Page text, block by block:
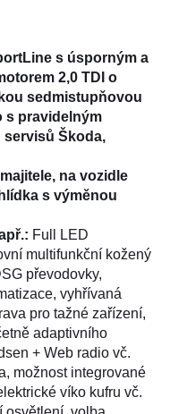
s úsporným a
2,0 TDI o
sedmistupňovou
s pravidelným
servisů Škoda,
na vozidle
s výměnou
Full LED
multifunkční kožený
převodovky,
vyhřívaná
pro tažné zařízení,
adaptivního
+ Web radio vč.
možnost integrované
víko kufru vč.